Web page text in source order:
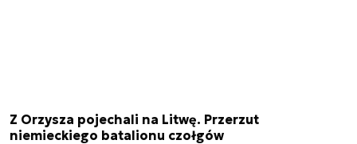
Z Orzysza pojechali na Litwę. Przerzut
niemieckiego batalionu czołgów